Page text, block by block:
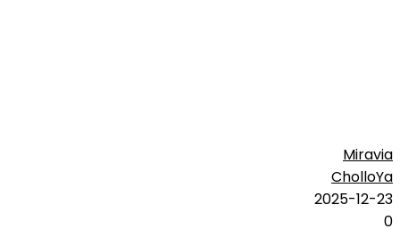
Miravia
CholloYa
2025-12-23
0